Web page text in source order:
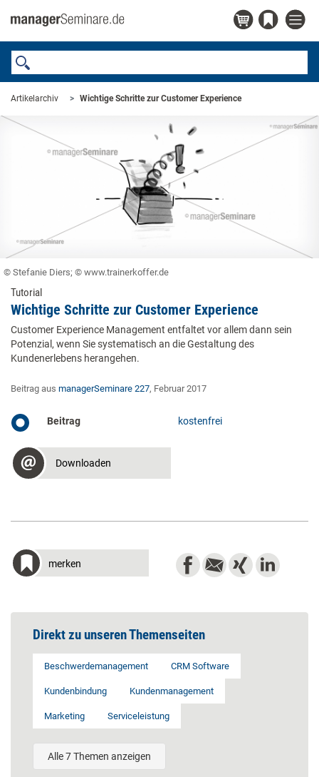
Artikelarchiv Wichtige Schritte zur Customer Experience
© Stefanie Diers; © www.trainerkoffer.de
Tutorial
Wichtige Schritte zur Customer Experience
Customer Experience Management entfaltet vor allem dann sein
Potenzial, wenn Sie systematisch an die Gestaltung des
Kundenerlebens herangehen.
Beitrag aus managerSeminare 227, Februar 2017
Beitrag kostenfrei
Downloaden
merken
Direkt zu unseren Themenseiten
Beschwerdemanagement CRM Software
Kundenbindung Kundenmanagement
Marketing Serviceleistung
Alle 7 Themen anzeigen